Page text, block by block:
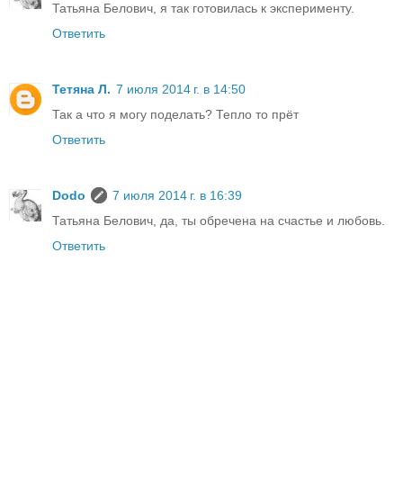
Татьяна Белович, я так готовилась к эксперименту.
Ответить
Тетяна Л. 7 июля 2014 г. в 14:50
Так а что я могу поделать? Тепло то прёт
Ответить
Dodo
7 июля 2014 г. в 16:39
Татьяна Белович, да, ты обречена на счастье и любовь.
Ответить